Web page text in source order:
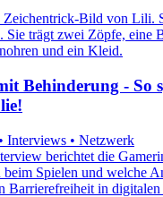
Behinderung - So
Interviews • Netzwerk
berichtet die
beim Spielen und welche
Barrierefreiheit in digitalen